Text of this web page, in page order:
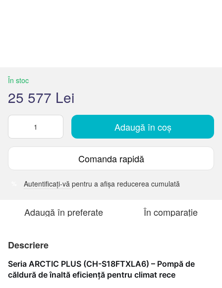
În stoc
25 577 Lei
Adaugă în coș
Comanda rapidă
Autentificați-vă pentru a afișa reducerea cumulată
Adaugă în preferate În comparație
Descriere
Seria ARCTIC PLUS (CH-S18FTXLA6) – Pompă de
căldură de înaltă eficiență pentru climat rece